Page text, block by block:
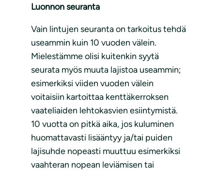
Luonnon seuranta
Vain lintujen seuranta on tarkoitus tehdä
useammin kuin 10 vuoden välein.
Mielestämme olisi kuitenkin syytä
seurata myös muuta lajistoa useammin;
esimerkiksi viiden vuoden välein
voitaisiin kartoittaa kenttäkerroksen
vaateliaiden lehtokasvien esiintymistä.
10 vuotta on pitkä aika, jos kuluminen
huomattavasti lisääntyy ja/tai puiden
lajisuhde nopeasti muuttuu esimerkiksi
vaahteran nopean leviämisen tai